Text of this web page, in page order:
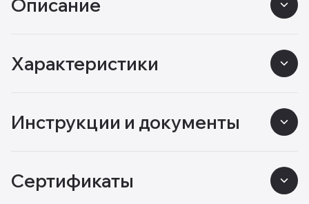
Описание
Характеристики
Инструкции и документы
Сертификаты